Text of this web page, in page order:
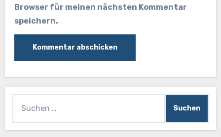
Browser für meinen nächsten Kommentar
speichern.
nach: